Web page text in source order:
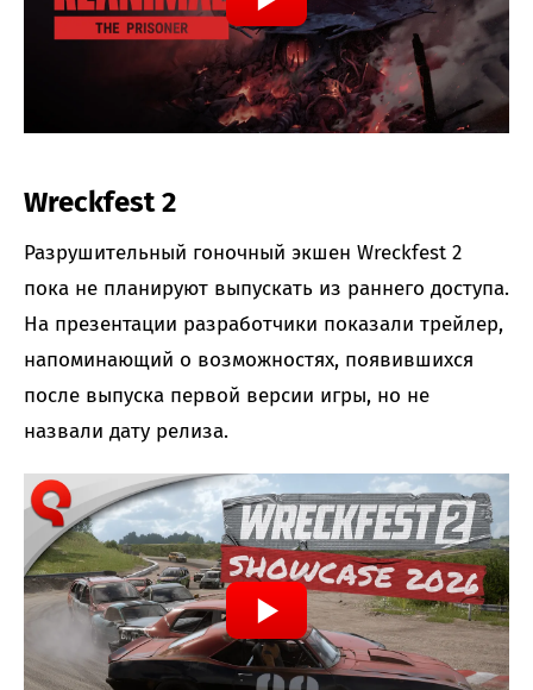
Wreckfest 2
Разрушительный гоночный экшен Wreckfest 2
пока не планируют выпускать из раннего доступа.
На презентации разработчики показали трейлер,
напоминающий о возможностях, появившихся
после выпуска первой версии игры, но не
назвали дату релиза.